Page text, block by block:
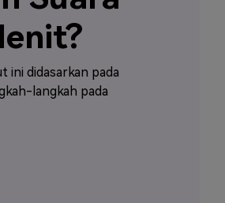
ini didasarkan pada
langkah pada